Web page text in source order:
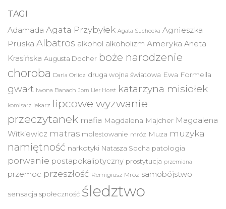
TAGI
Adamada Agata Przybyłek Agata Suchocka Agnieszka
Pruska Albatros alkohol alkoholizm Ameryka Aneta
Krasińska Augusta Docher boże narodzenie
choroba Daria Orlicz druga wojna światowa Ewa Formella
gwałt Iwona Banach Jorn Lier Horst katarzyna misiołek
komisarz lekarz lipcowe wyzwanie
przeczytanek mafia Magdalena Majcher Magdalena
Witkiewicz matras molestowanie mróz Muza muzyka
namiętność narkotyki Natasza Socha patologia
porwanie postapokaliptyczny prostytucja przemiana
przemoc przeszłość Remigiusz Mróz samobójstwo
sensacja społeczność śledztwo